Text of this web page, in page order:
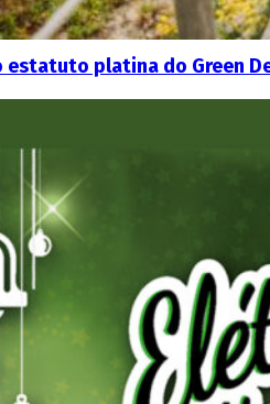
estatuto platina do Green